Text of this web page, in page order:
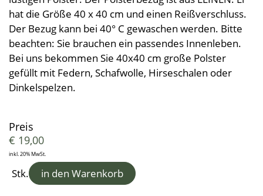
Zudecken, Polster, Unterbetten
Wäsche, Kleidung
Kinder-Frottierwaren
Schwangerschaft und Geburt
Naturkinderwagen
Spielwaren
Startpakete
Entspannungskissen
Duft- & Kräuterkissen
Sitzauflagen
Taschentücher
Geschenkideen
Schürzen
Tischwäsche
Handtücher
Duschtücher
Waschlappen
Frotteeturban
Saunatücher
Strandtücher
Bademäntel
Badevorleger
hat die Größe 40 x 40 cm und einen Reißverschluss.
Der Bezug kann bei 40° C gewaschen werden. Bitte
beachten: Sie brauchen ein passendes Innenleben.
Bei uns bekommen Sie 40x40 cm große Polster
gefüllt mit Federn, Schafwolle, Hirseschalen oder
Dinkelspelzen.
Preis
€ 19,00
inkl. 20% MwSt.
Stk. in den Warenkorb